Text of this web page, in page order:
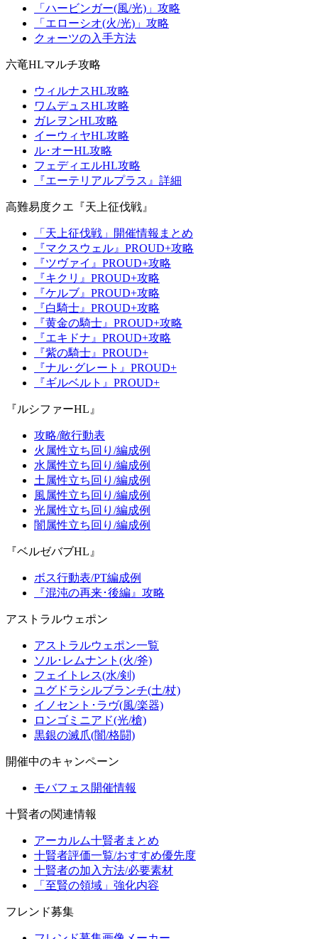
「ハービンガー(風/光)」攻略
「エローシオ(火/光)」攻略
クォーツの入手方法
六竜HLマルチ攻略
ウィルナスHL攻略
ワムデュスHL攻略
ガレヲンHL攻略
イーウィヤHL攻略
ル･オーHL攻略
フェディエルHL攻略
『エーテリアルプラス』詳細
高難易度クエ『天上征伐戦』
「天上征伐戦」開催情報まとめ
『マクスウェル』PROUD+攻略
『ツヴァイ』PROUD+攻略
『キクリ』PROUD+攻略
『ケルブ』PROUD+攻略
『白騎士』PROUD+攻略
『黄金の騎士』PROUD+攻略
『エキドナ』PROUD+攻略
『紫の騎士』PROUD+
『ナル･グレート』PROUD+
『ギルベルト』PROUD+
『ルシファーHL』
攻略/敵行動表
火属性立ち回り/編成例
水属性立ち回り/編成例
土属性立ち回り/編成例
風属性立ち回り/編成例
光属性立ち回り/編成例
闇属性立ち回り/編成例
『ベルゼバブHL』
ボス行動表/PT編成例
『混沌の再来･後編』攻略
アストラルウェポン
アストラルウェポン一覧
ソル･レムナント(火/斧)
フェイトレス(水/剣)
ユグドラシルブランチ(土/杖)
イノセント･ラヴ(風/楽器)
ロンゴミニアド(光/槍)
黒銀の滅爪(闇/格闘)
開催中のキャンペーン
モバフェス開催情報
十賢者の関連情報
アーカルム十賢者まとめ
十賢者評価一覧/おすすめ優先度
十賢者の加入方法/必要素材
「至賢の領域」強化内容
フレンド募集